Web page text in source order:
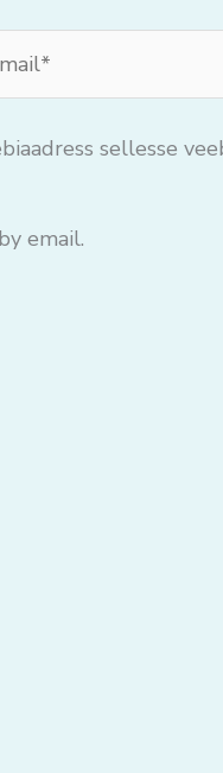
sellesse
email.